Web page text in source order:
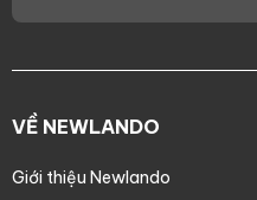
VỀ NEWLANDO
Giới thiệu Newlando